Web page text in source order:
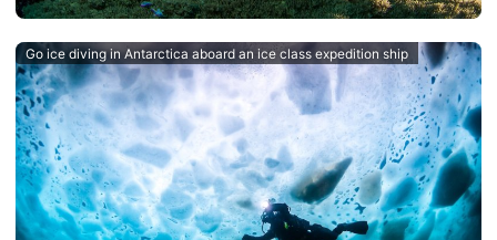
Go ice diving in Antarctica aboard an ice class expedition ship